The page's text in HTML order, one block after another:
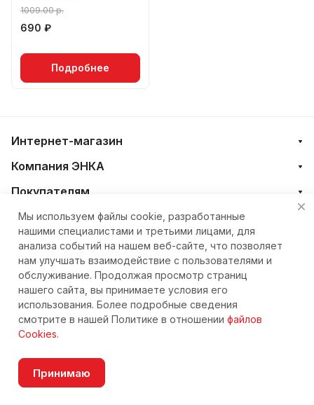
1009.00 р.
690 ₽
Подробнее
Интернет-магазин
Компания ЭНКА
Покупателям
+7 (4212) 23-33-33
eshop@nkteh.ru
© 2026 Интернет-магазин ЭНКА техника
Согласие на обработку персональных данных
Мы используем файлы cookie, разработанные
нашими специалистами и третьими лицами, для
анализа событий на нашем веб-сайте, что позволяет
нам улучшать взаимодействие с пользователями и
обслуживание. Продолжая просмотр страниц
нашего сайта, вы принимаете условия его
использования. Более подробные сведения
смотрите в нашей Политике в отношении файлов
Cookies.
Принимаю